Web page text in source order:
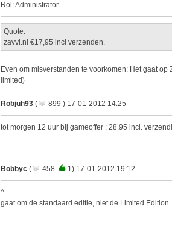
Rol: Administrator
Quote:
zavvi.nl €17,95 incl verzenden.
Even om misverstanden te voorkomen: Het gaat
limited)
Robjuh93 ( 899 ) 17-01-2012 14:25
tot morgen 12 uur bij gameoffer : 28,95 incl.
Bobbyc ( 458 1) 17-01-2012 19:12
^
gaat om de standaard editie, niet de Limited Edition.